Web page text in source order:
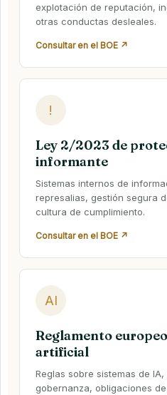
explotación de reputación,
otras conductas desleales.
Consultar en el BOE ↗
!
Ley 2/2023 de
informante
Sistemas internos de
represalias, gestión segura
cultura de cumplimiento.
Consultar en el BOE ↗
AI
Reglamento
artificial
Reglas sobre sistemas de
gobernanza, obligaciones